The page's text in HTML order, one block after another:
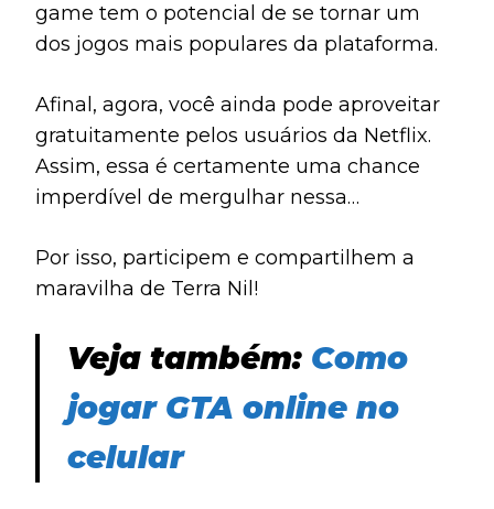
game tem o potencial de se tornar um
dos jogos mais populares da plataforma.
Afinal, agora, você ainda pode aproveitar
gratuitamente pelos usuários da Netflix.
Assim, essa é certamente uma chance
imperdível de mergulhar nessa
Por isso, participem e compartilhem a
maravilha de Terra Nil!
Veja também: Como
jogar GTA online no
celular